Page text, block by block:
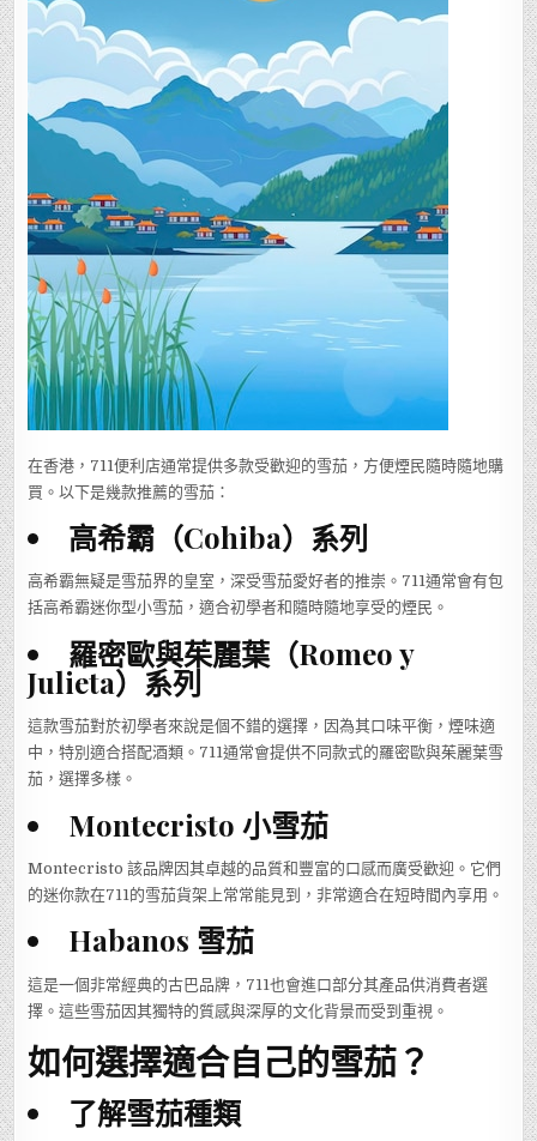
在香港，711便利店通常提供多款受歡迎的雪茄，方便煙民隨時隨地購
買。以下是幾款推薦的雪茄：
高希霸（Cohiba）系列
高希霸無疑是雪茄界的皇室，深受雪茄愛好者的推崇。711通常會有包
括高希霸迷你型小雪茄，適合初學者和隨時隨地享受的煙民。
羅密歐與茱麗葉（Romeo y
Julieta）系列
這款雪茄對於初學者來說是個不錯的選擇，因為其口味平衡，煙味適
中，特別適合搭配酒類。711通常會提供不同款式的羅密歐與茱麗葉雪
茄，選擇多樣。
Montecristo 小雪茄
Montecristo 該品牌因其卓越的品質和豐富的口感而廣受歡迎。它們
的迷你款在711的雪茄貨架上常常能見到，非常適合在短時間內享用。
Habanos 雪茄
這是一個非常經典的古巴品牌，711也會進口部分其產品供消費者選
擇。這些雪茄因其獨特的質感與深厚的文化背景而受到重視。
如何選擇適合自己的雪茄？
了解雪茄種類